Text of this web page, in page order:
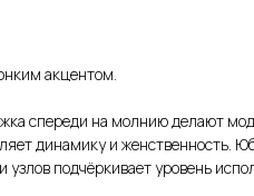
акцентом.
спереди на молнию делают
динамику и женственность.
подчёркивает уровень